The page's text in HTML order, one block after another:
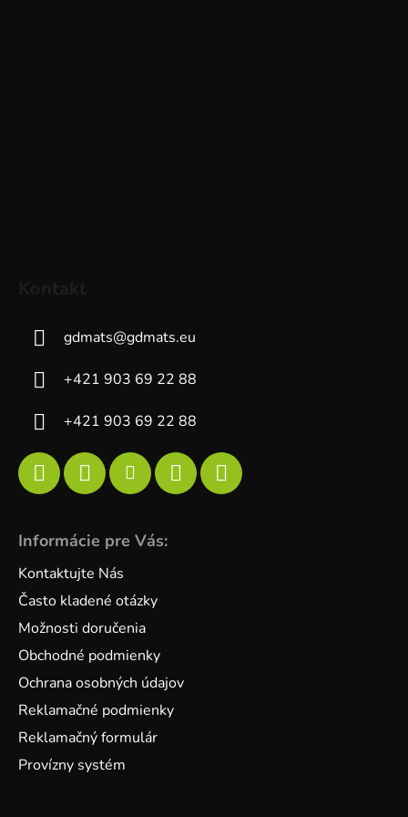
gdmats@gdmats.eu
+421 903 69 22 88
+421 903 69 22 88
Informácie pre Vás:
Kontaktujte Nás
Často kladené otázky
Možnosti doručenia
Obchodné podmienky
Ochrana osobných údajov
Reklamačné podmienky
Reklamačný formulár
Provízny systém